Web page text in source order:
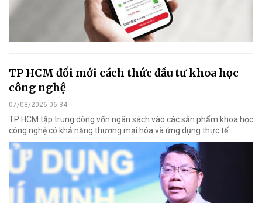
TP HCM đổi mới cách thức đầu tư khoa học
công nghệ
07/08/2026 06:34
TP HCM tập trung dòng vốn ngân sách vào các sản phẩm khoa học
công nghệ có khả năng thương mại hóa và ứng dụng thực tế.